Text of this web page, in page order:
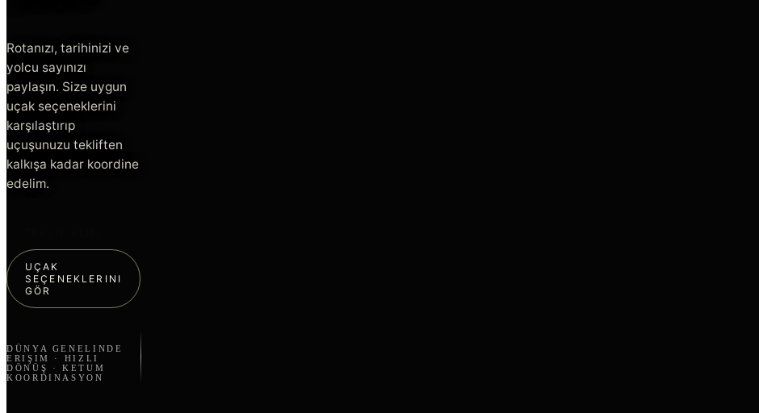
Rotanızı, tarihinizi ve
yolcu sayınızı
paylaşın. Size uygun
uçak seçeneklerini
karşılaştırıp
uçuşunuzu tekliften
kalkışa kadar koordine
edelim.
UÇAK
SEÇENEKLERINI
GÖR
DÜNYA GENELINDE
ERIŞIM · HIZLI
DÖNÜŞ · KETUM
KOORDINASYON